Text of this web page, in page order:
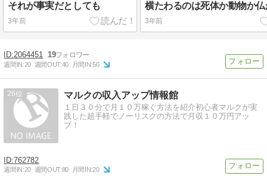
それが事実だとしても
3年前
横たわるのは死体か動物か
3年前
2064451 19
週間IN:20 週間OUT:40 月間IN:50
26 マルクの収入アップ情報館
１日３０分で月１０万稼ぐ方法を紹介初心者マルクが実
践した超手軽でノーリスクの方法で月収１０万円アッ
プ！
762782
週間IN:20 週間OUT:80 月間IN:20